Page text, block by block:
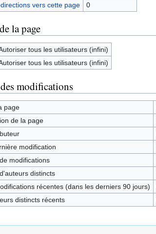
vers cette page
0
la page
tous les utilisateurs (infini)
tous les utilisateurs (infini)
modifications
page
de la page
modification
modifications
distincts
récentes (dans les derniers 90 jours)
distincts récents